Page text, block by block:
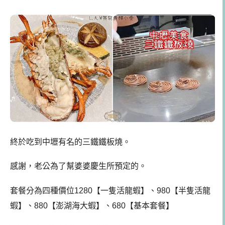
終於吃到中壢有名的三鐵鐵板燒。
感謝，老公為了幫婆婆慶生所預定的。
套餐分為四種價位1280【一隻活龍蝦】、980【半隻活龍
蝦】、880【澎湖海大蝦】、680【基本套餐】